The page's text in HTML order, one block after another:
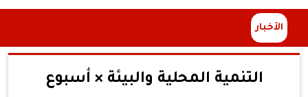
الأخبار
التنمية المحلية والبيئة × أسبوع